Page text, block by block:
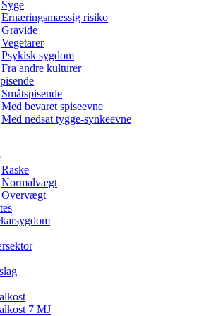
Syge
Ernæringsmæssig risiko
Gravide
Vegetarer
Psykisk sygdom
Fra andre kulturer
Småtspisende
Med bevaret spiseevne
Med nedsat tygge-synkeevne
Raske
Normalvægt
Overvægt
7 MJ